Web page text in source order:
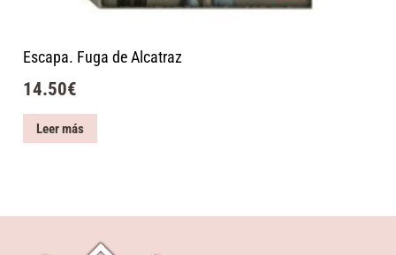
Escapa. Fuga de Alcatraz
14.50€
Leer más